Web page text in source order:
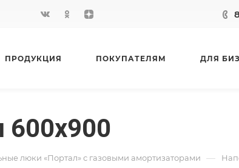
ПРОДУКЦИЯ ПОКУПАТЕЛЯМ ДЛЯ
люки «Портал» с газовыми амортизаторами —